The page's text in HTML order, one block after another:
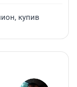
купив